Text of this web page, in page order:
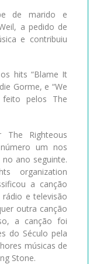
de marido e
a pedido de
e contribuiu
hits “Blame It
Gorme, e “We
pelos The
Righteous
um nos
ano seguinte.
organization
a canção
e televisão
outra canção
a canção foi
do Século pela
músicas de
Stone.